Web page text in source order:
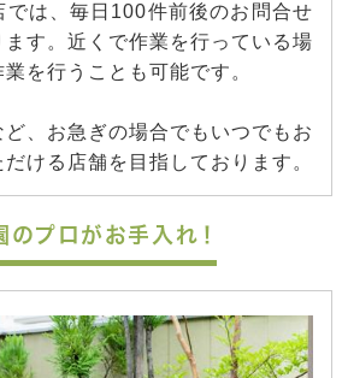
では、毎日100件前後のお問合せ
ます。近くで作業を行っている場
を行うことも可能です。
、お急ぎの場合でもいつでもお
ける店舗を目指しております。
プロがお手入れ！